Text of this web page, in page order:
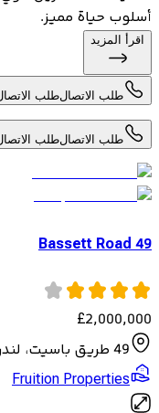
أسلوب حياة مميز.
اقرأ المزيد
طلب الاتصالطلب
طلب الاتصالطلب
49 Bassett Road
£2,000,000
49 طريق باسيت، لندن W10 6JR
Fruition Properties